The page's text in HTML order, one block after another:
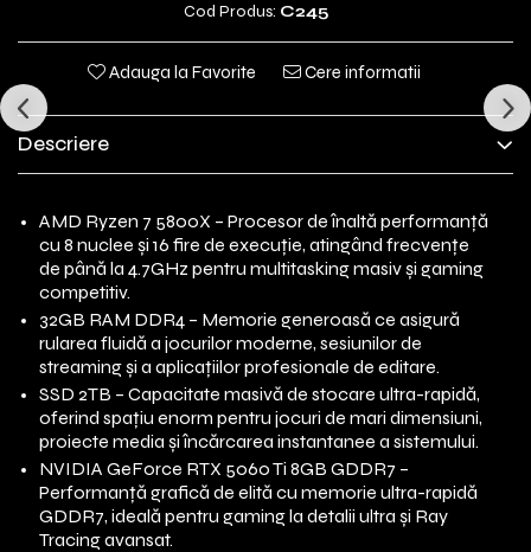
Cod Produs: C245
Adauga la Favorite Cere informatii
Descriere
AMD Ryzen 7 5800X – Procesor de înaltă performanță
cu 8 nuclee și 16 fire de execuție, atingând frecvențe
de până la 4.7GHz pentru multitasking masiv și gaming
competitiv.
32GB RAM DDR4 – Memorie generoasă ce asigură
rularea fluidă a jocurilor moderne, sesiunilor de
streaming și a aplicațiilor profesionale de editare.
SSD 2TB – Capacitate masivă de stocare ultra-rapidă,
oferind spațiu enorm pentru jocuri de mari dimensiuni,
proiecte media și încărcarea instantanee a sistemului.
NVIDIA GeForce RTX 5060 Ti 8GB GDDR7 –
Performanță grafică de elită cu memorie ultra-rapidă
GDDR7, ideală pentru gaming la detalii ultra și Ray
Tracing avansat.